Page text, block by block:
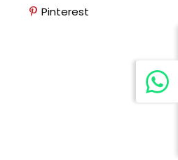
Pinterest